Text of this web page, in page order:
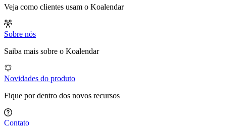
Veja como clientes usam o Koalendar
Sobre nós
Saiba mais sobre o Koalendar
Novidades do produto
Fique por dentro dos novos recursos
Contato